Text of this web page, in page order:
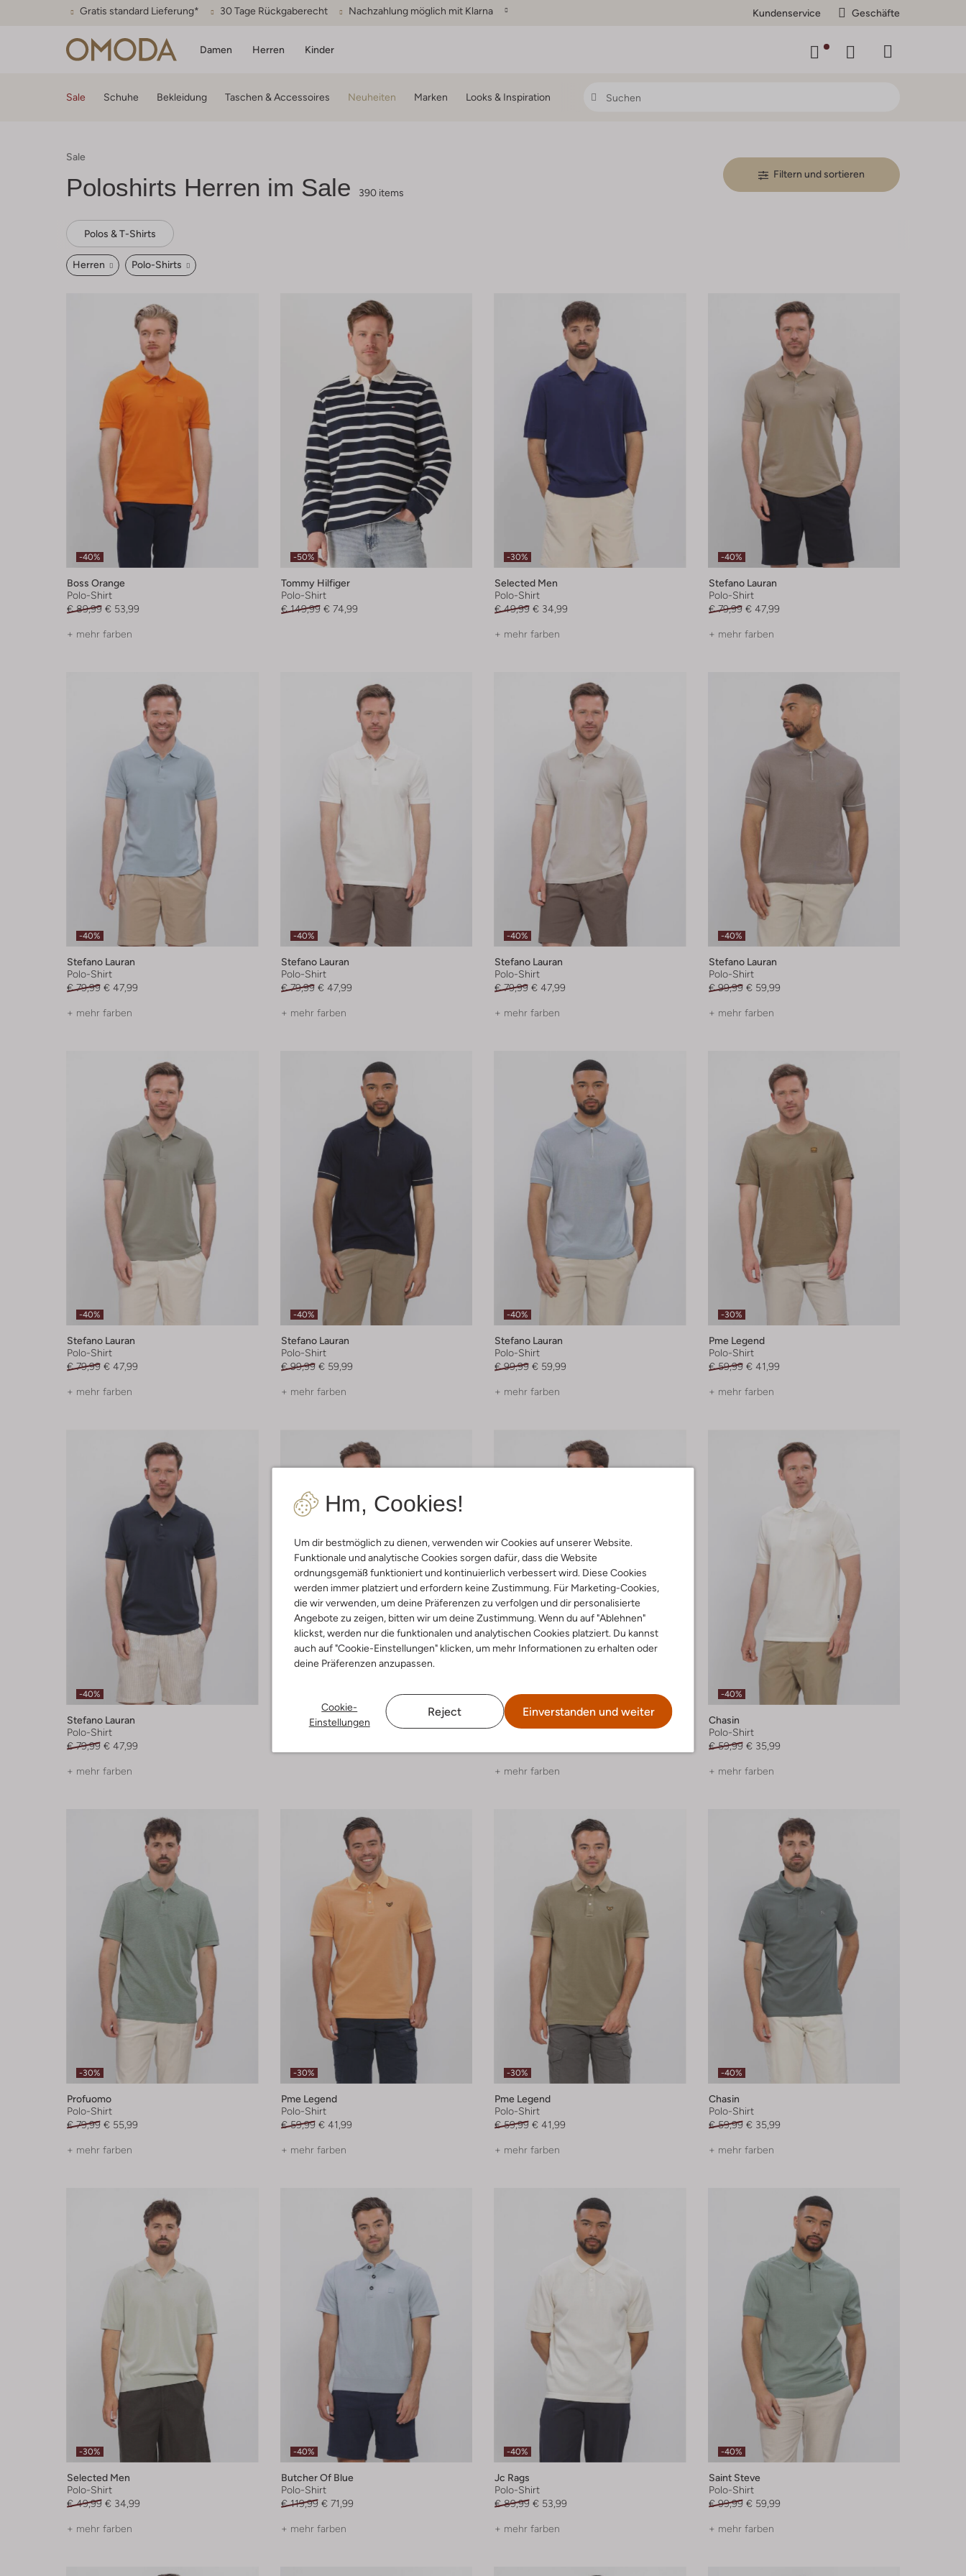
Gratis standard Lieferung* 30 Tage Rückgaberecht Nachzahlung möglich mit Klarna Kundenservice Geschäfte
Damen Herren Kinder
Hm, Cookies!
Um dir bestmöglich zu dienen, verwenden wir Cookies auf unserer Website.
Funktionale und analytische Cookies sorgen dafür, dass die Website
ordnungsgemäß funktioniert und kontinuierlich verbessert wird. Diese Cookies
werden immer platziert und erfordern keine Zustimmung. Für Marketing-Cookies,
die wir verwenden, um deine Präferenzen zu verfolgen und dir personalisierte
Angebote zu zeigen, bitten wir um deine Zustimmung. Wenn du auf "Ablehnen"
klickst, werden nur die funktionalen und analytischen Cookies platziert. Du kannst
auch auf "Cookie-Einstellungen" klicken, um mehr Informationen zu erhalten oder
deine Präferenzen anzupassen.
Cookie-
Einstellungen
Reject Einverstanden und weiter
Sale Schuhe Bekleidung Taschen & Accessoires Neuheiten Marken Looks & Inspiration
Sale
Poloshirts Herren im Sale 390 items
Filtern und sortieren
Polos & T-Shirts
Herren Polo-Shirts
-40%
Boss Orange
Polo-Shirt
€ 89,99 € 53,99
+ mehr farben
-50%
Tommy Hilfiger
Polo-Shirt
€ 149,99 € 74,99
-30%
Selected Men
Polo-Shirt
€ 49,99 € 34,99
+ mehr farben
-40%
Stefano Lauran
Polo-Shirt
€ 79,99 € 47,99
+ mehr farben
-40%
Stefano Lauran
Polo-Shirt
€ 79,99 € 47,99
+ mehr farben
-40%
Stefano Lauran
Polo-Shirt
€ 79,99 € 47,99
+ mehr farben
-40%
Stefano Lauran
Polo-Shirt
€ 79,99 € 47,99
+ mehr farben
-40%
Stefano Lauran
Polo-Shirt
€ 99,99 € 59,99
+ mehr farben
-40%
Stefano Lauran
Polo-Shirt
€ 79,99 € 47,99
+ mehr farben
-40%
Stefano Lauran
Polo-Shirt
€ 99,99 € 59,99
+ mehr farben
-40%
Stefano Lauran
Polo-Shirt
€ 99,99 € 59,99
+ mehr farben
-30%
Pme Legend
Polo-Shirt
€ 59,99 € 41,99
+ mehr farben
-40%
Stefano Lauran
Polo-Shirt
€ 79,99 € 47,99
+ mehr farben
Pme Legend
-30%
Pme Legend
Polo-Shirt
+ mehr farben
-40%
Chasin
Polo-Shirt
€ 59,99 € 35,99
+ mehr farben
-30%
Profuomo
Polo-Shirt
€ 79,99 € 55,99
+ mehr farben
-30%
Pme Legend
Polo-Shirt
€ 59,99 € 41,99
+ mehr farben
-30%
Pme Legend
Polo-Shirt
€ 59,99 € 41,99
+ mehr farben
-40%
Chasin
Polo-Shirt
€ 59,99 € 35,99
+ mehr farben
-30%
Selected Men
Polo-Shirt
€ 49,99 € 34,99
+ mehr farben
-40%
Butcher Of Blue
Polo-Shirt
€ 119,99 € 71,99
+ mehr farben
-40%
Jc Rags
Polo-Shirt
€ 89,99 € 53,99
+ mehr farben
-40%
Saint Steve
Polo-Shirt
€ 99,99 € 59,99
+ mehr farben